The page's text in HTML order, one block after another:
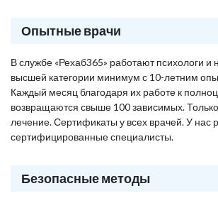
Опытные врачи
В службе «Рехаб365» работают психологи и
высшей категории минимум с 10-летним
Каждый месяц благодаря их работе к
возвращаются свыше 100 зависимых.
лечение. Сертификаты у всех врачей. У нас
сертифицированные специалисты.
Безопасные методы